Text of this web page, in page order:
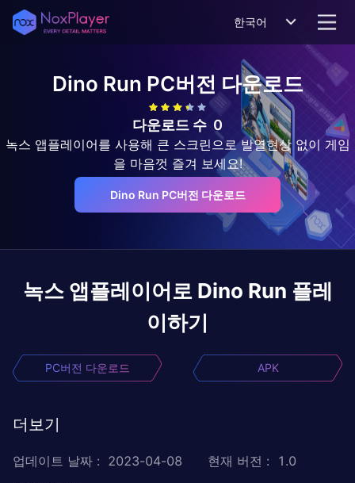
한국어
Dino Run PC버전 다운로드
다운로드 수 0
녹스 앱플레이어를 사용해 큰 스크린으로 발열현상 없이 게임
을 마음껏 즐겨 보세요!
Dino Run PC버전 다운로드
녹스 앱플레이어로 Dino Run 플레
이하기
PC버전 다운로드 APK
더보기
업데이트 날짜 : 2023-04-08 현재 버전 : 1.0